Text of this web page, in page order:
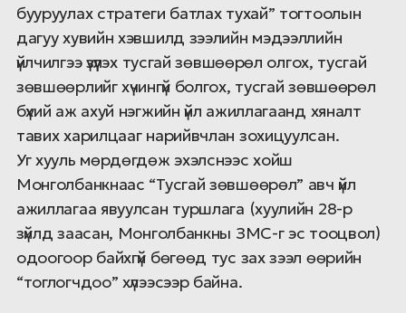
бууруулах стратеги батлах тухай” тогтоолын
дагуу хувийн хэвшилд зээлийн мэдээллийн
үйлчилгээ үзүүлэх тусгай зөвшөөрөл олгох, тусгай
зөвшөөрлийг хүчингүй болгох, тусгай зөвшөөрөл
бүхий аж ахуй нэгжийн үйл ажиллагаанд хяналт
тавих харилцааг нарийвчлан зохицуулсан.
Уг хууль мөрдөгдөж эхэлснээс хойш
Монголбанкнаас “Тусгай зөвшөөрөл” авч үйл
ажиллагаа явуулсан туршлага (хуулийн 28-р
зүйлд заасан, Монголбанкны ЗМС-г эс тооцвол)
одоогоор байхгүй бөгөөд тус зах зээл ѳѳрийн
“тоглогчдоо” хүлээсээр байна.